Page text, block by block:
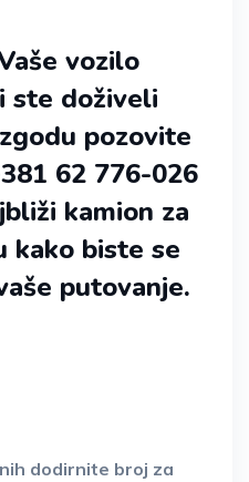
vozilo
ste doživeli
pozovite
62 776-026
kamion za
kako biste se
putovanje.
dodirnite broj za